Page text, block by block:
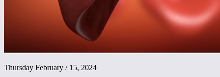
Thursday February / 15, 2024